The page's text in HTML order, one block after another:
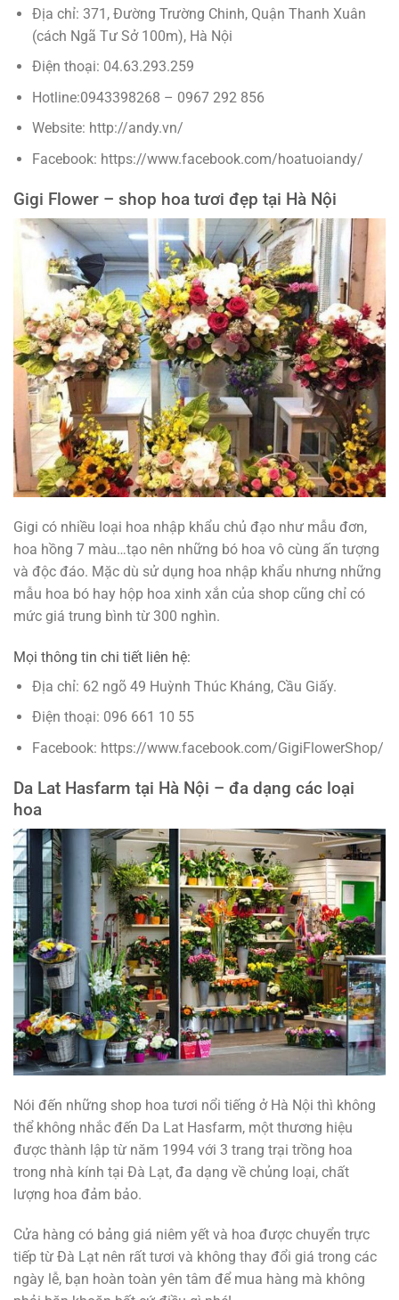
Địa chỉ: 371, Đường Trường Chinh, Quận Thanh Xuân
(cách Ngã Tư Sở 100m), Hà Nội
Điện thoại: 04.63.293.259
Hotline:0943398268 – 0967 292 856
Website: http://andy.vn/
Facebook: https://www.facebook.com/hoatuoiandy/
Gigi Flower – shop hoa tươi đẹp tại Hà Nội
Gigi có nhiều loại hoa nhập khẩu chủ đạo như mẫu đơn,
hoa hồng 7 màu…tạo nên những bó hoa vô cùng ấn tượng
và độc đáo. Mặc dù sử dụng hoa nhập khẩu nhưng những
mẫu hoa bó hay hộp hoa xinh xắn của shop cũng chỉ có
mức giá trung bình từ 300 nghìn.
Mọi thông tin chi tiết liên hệ:
Địa chỉ: 62 ngõ 49 Huỳnh Thúc Kháng, Cầu Giấy.
Điện thoại: 096 661 10 55
Facebook: https://www.facebook.com/GigiFlowerShop/
Da Lat Hasfarm tại Hà Nội – đa dạng các loại
hoa
Nói đến những shop hoa tươi nổi tiếng ở Hà Nội thì không
thể không nhắc đến Da Lat Hasfarm, một thương hiệu
được thành lập từ năm 1994 với 3 trang trại trồng hoa
trong nhà kính tại Đà Lạt, đa dạng về chủng loại, chất
lượng hoa đảm bảo.
Cửa hàng có bảng giá niêm yết và hoa được chuyển trực
tiếp từ Đà Lạt nên rất tươi và không thay đổi giá trong các
ngày lễ, bạn hoàn toàn yên tâm để mua hàng mà không